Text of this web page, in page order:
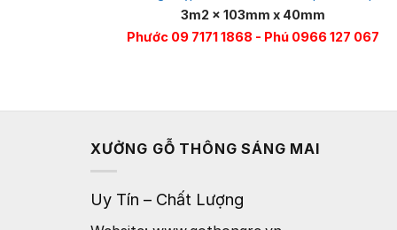
3m2 x 103mm x 40mm
Phước 09 7171 1868 - Phú 0966 127 067
XƯỞNG GỖ THÔNG SÁNG MAI
Uy Tín – Chất Lượng